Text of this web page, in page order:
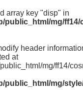
array key "disp" in
public_html/mg/
header
at
mg/ff14/
public_html/mg/